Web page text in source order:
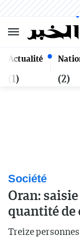
Actualité
(1) (2)
Samedi 24 Safar 1448 - 08
Août 2026
Société
Oran:
quantité de
Treize